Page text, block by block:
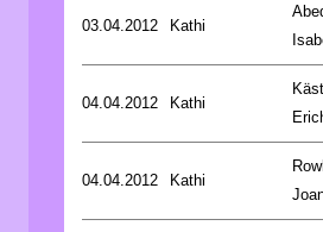
03.04.2012 Kathi
04.04.2012 Kathi
04.04.2012 Kathi